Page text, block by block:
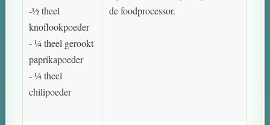
-½ theel
knoflookpoeder
- 1⁄4 theel gerookt
paprikapoeder
- 1⁄4 theel
chilipoeder
de foodprocessor.